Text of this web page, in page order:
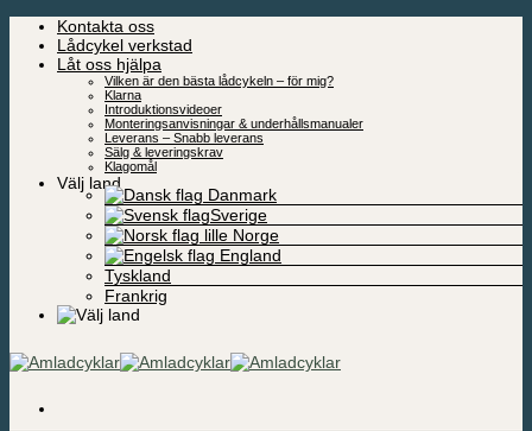
Skip
content
Kontakta oss
Lådcykel verkstad
Låt oss hjälpa
Vilken är den bästa lådcykeln – för mig?
Klarna
Introduktionsvideoer
Monteringsanvisningar & underhållsmanualer
Leverans – Snabb leverans
Sälg & leveringskrav
Klagomål
Välj land
Danmark
Sverige
Norge
England
Tyskland
Frankrig